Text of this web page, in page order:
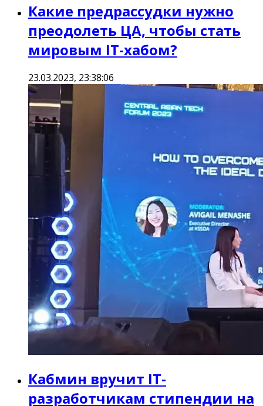
Какие предрассудки нужно
преодолеть ЦА, чтобы стать
мировым IT-хабом?
23.03.2023, 23:38:06
Кабмин вручит IT-
разработчикам стипендии на